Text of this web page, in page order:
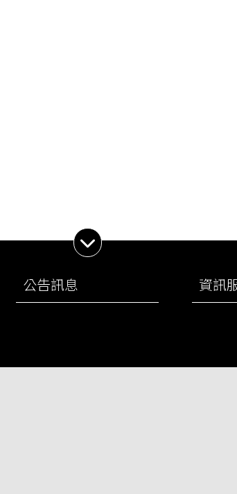
展開子選單
公告訊息 資訊